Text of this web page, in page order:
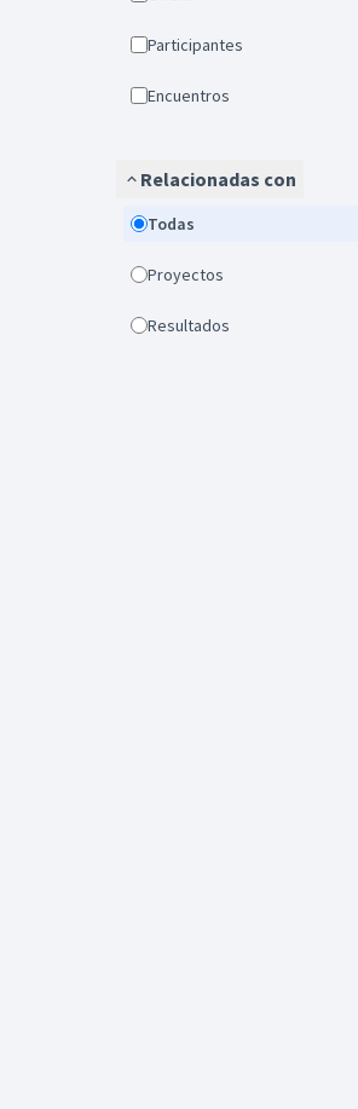
Participantes
Encuentros
Relacionadas con
Todas
Proyectos
Resultados